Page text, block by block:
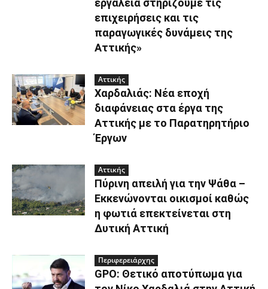
επιχειρήσεις και τις
παραγωγικές δυνάμεις της
Αττικής»
Αττικής
Χαρδαλιάς: Νέα εποχή
διαφάνειας στα έργα της
Αττικής με το Παρατηρητήριο
Έργων
Αττικής
Πύρινη απειλή για την Ψάθα –
Εκκενώνονται οικισμοί καθώς
η φωτιά επεκτείνεται στη
Δυτική Αττική
Περιφερειάρχης
GPO: Θετικό αποτύπωμα για